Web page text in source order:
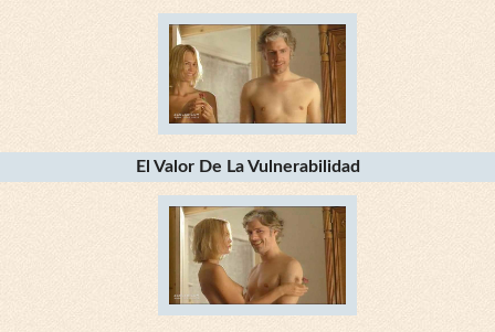
El Valor De La Vulnerabilidad